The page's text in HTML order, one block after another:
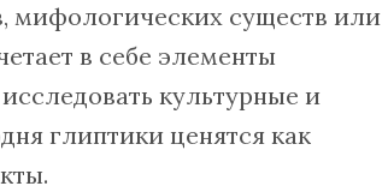
мифологических существ или
в себе элементы
культурные и
глиптики ценятся как